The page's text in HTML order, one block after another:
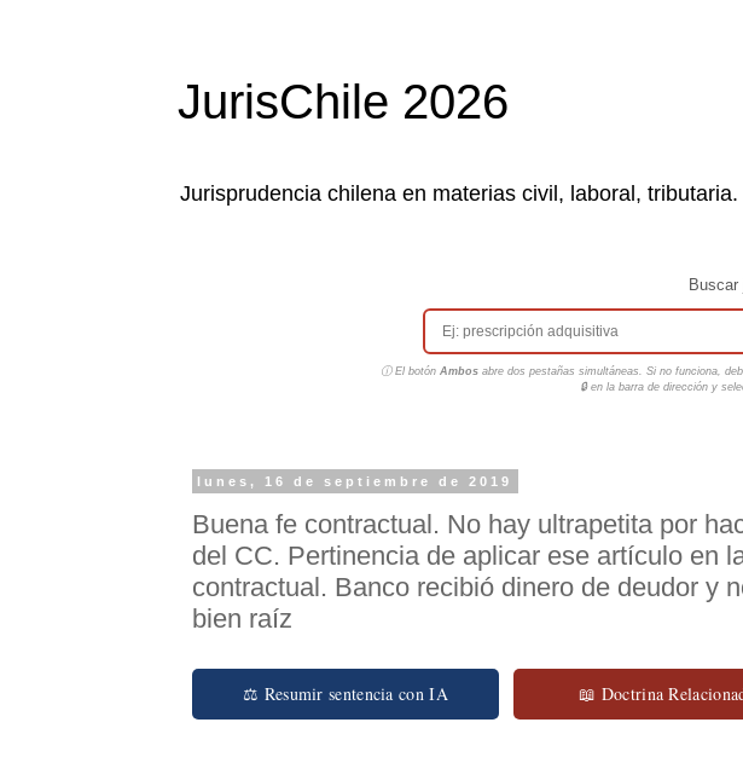
JurisChile 2026
Jurisprudencia chilena en materias civil, laboral,
Buscar
ⓘ El botón Ambosabre dos pestañas simultáneas. Si no funciona,
🔒 en la barra de dirección y
lunes, 16 de septiembre de 2019
Buena fe contractual. No hay ultrapetita por
del CC. Pertinencia de aplicar ese artículo en
contractual. Banco recibió dinero de deudor y
bien raíz
⚖ Resumir sentencia con IA 📖 Doctrina